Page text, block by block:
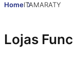
HomeITAMARATY
Lojas